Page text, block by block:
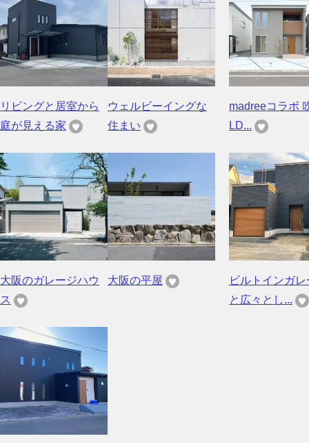
リビングと居室から
庭が見える家
ウェルビーイングな
住まい
madreeコラボ
LD...
大阪のガレージハウ
ス
大阪の平屋
ビルトインガレ
と広々とし...